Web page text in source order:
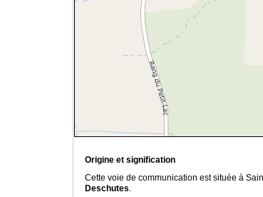
Origine et signification
Cette voie de communication est située à
Deschutes.